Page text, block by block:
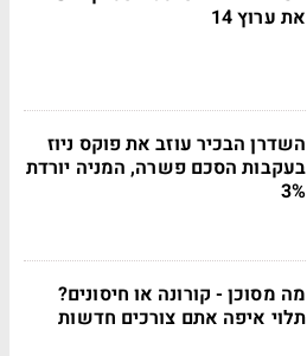
את ערוץ 14
השדרן הבכיר עוזב את פוקס ניוז
בעקבות הסכם פשרה, המניה יורדת
3%
מה מסוכן - קורונה או חיסונים?
תלוי איפה אתם צורכים חדשות